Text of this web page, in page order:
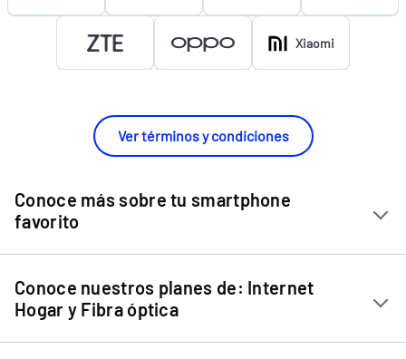
Xiaomi
Ver términos y condiciones
Conoce más sobre tu smartphone
favorito
Chip Entel
Apple iPhone 11
Apple iPhone 12 Mini
Conoce nuestros planes de: Internet
Hogar y Fibra óptica
Internet Hogar